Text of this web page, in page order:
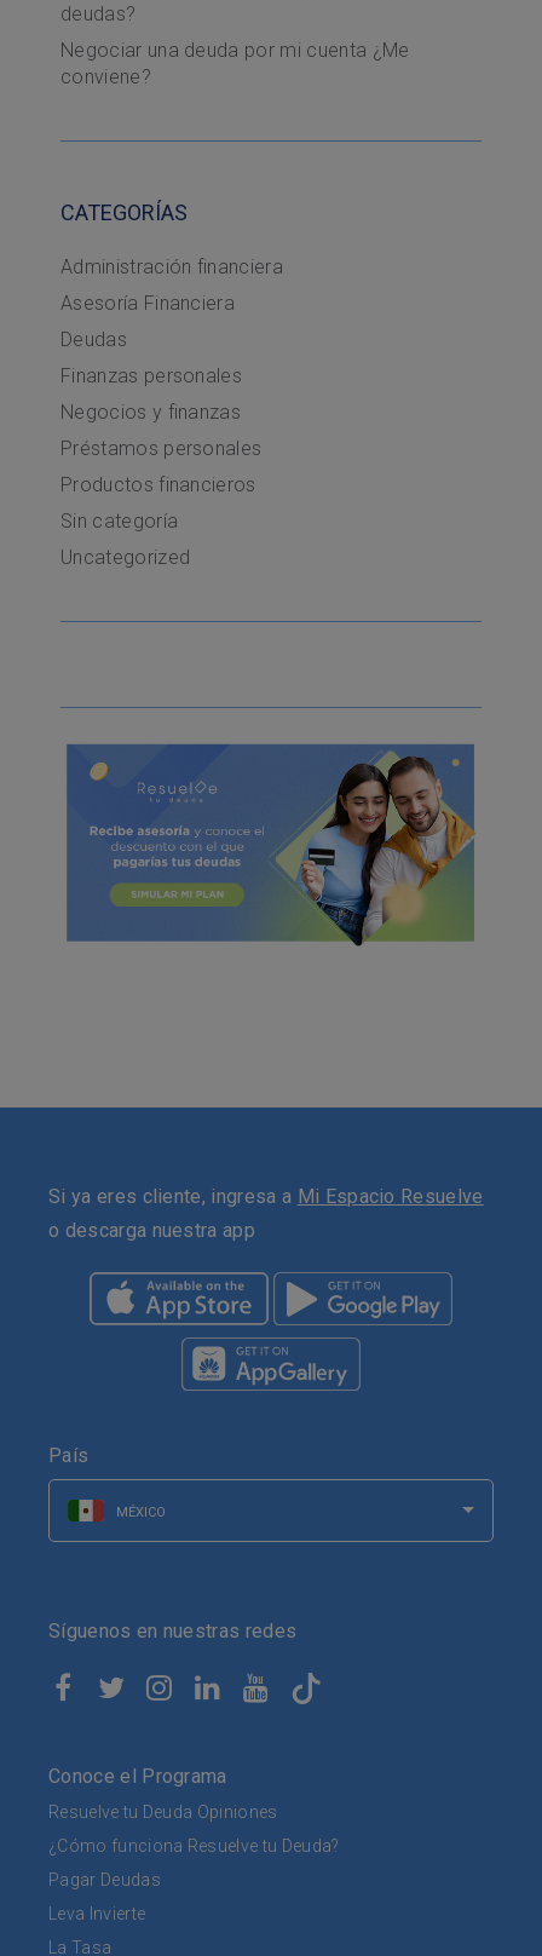
deudas?
Negociar una deuda por mi cuenta ¿Me
conviene?
CATEGORÍAS
Administración financiera
Asesoría Financiera
Deudas
Finanzas personales
Negocios y finanzas
Préstamos personales
Productos financieros
Sin categoría
Uncategorized
Si ya eres cliente, ingresa a Mi Espacio Resuelve
o descarga nuestra app
País
MÉXICO
Síguenos en nuestras redes
Conoce el Programa
Resuelve tu Deuda Opiniones
¿Cómo funciona Resuelve tu Deuda?
Pagar Deudas
Leva Invierte
La Tasa